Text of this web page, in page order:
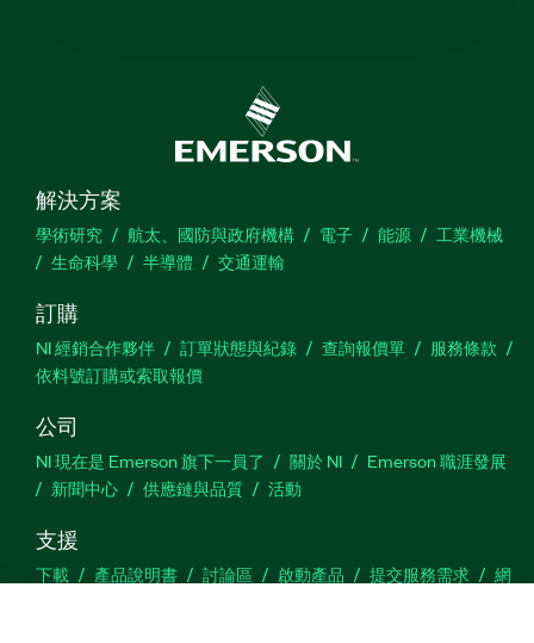
解決方案
學術研究 航太、國防與政府機構 電子 能源
工業機械
生命科學
半導體 交通運輸
訂購
NI 經銷合作夥伴 訂單狀態與紀錄 查詢報價單
服務條款
依料號訂購或索取報價
公司
NI 現在是 Emerson 旗下一員了 關於 NI
Emerson 職涯發展
新聞中心
供應鏈與品質 活動
支援
下載 產品說明書 討論區 啟動產品 提交服務需求
網